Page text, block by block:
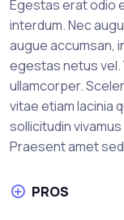
Egestas erat odio
interdum. Nec
augue accumsan,
egestas netus vel.
ullamcorper.
vitae etiam lacinia
sollicitudin
Praesent amet
PROS